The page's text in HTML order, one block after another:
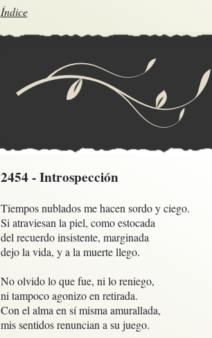
Índice
2454 - Introspección
Tiempos nublados me hacen sordo y ciego.
Si atraviesan la piel, como estocada
del recuerdo insistente, marginada
dejo la vida, y a la muerte llego.
No olvido lo que fue, ni lo reniego,
ni tampoco agonizo en retirada.
Con el alma en sí misma amurallada,
mis sentidos renuncian a su juego.